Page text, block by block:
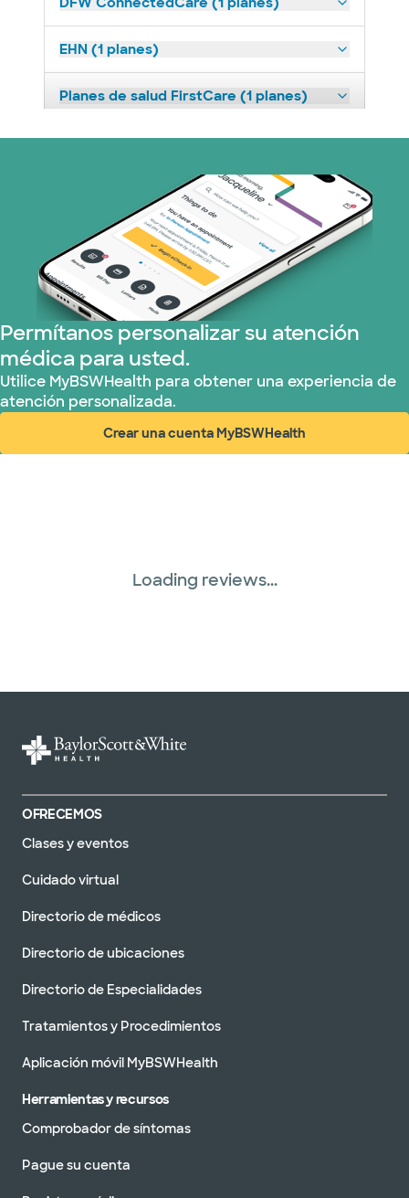
EHN (1 planes)
Planes de salud FirstCare (1 planes)
HealthSmart (2 planes)
Humana (9 planes)
Imagine Health (1 planes)
Independent Medical Systems (1 plans)
Medicaid (1 planes)
Medicare (2 planes)
WellMed (15 planes)
Permítanos personalizar su atención
médica para usted.
Utilice MyBSWHealth para obtener una experiencia de
atención personalizada.
Crear una cuenta MyBSWHealth
(abre en ventana nueva)
Loading reviews...
OFRECEMOS
Clases y eventos
Cuidado virtual
Directorio de médicos
Directorio de ubicaciones
Directorio de Especialidades
Tratamientos y Procedimientos
Aplicación móvil MyBSWHealth
Herramientas y recursos
Comprobador de síntomas
Pague su cuenta